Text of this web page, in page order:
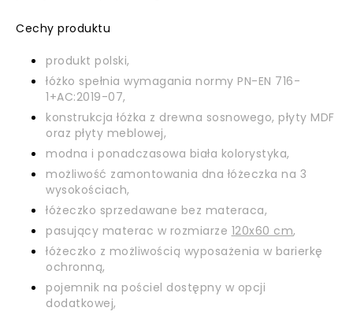
Cechy produktu
produkt polski,
łóżko spełnia wymagania normy PN-EN 716-
1+AC:2019-07,
konstrukcja łóżka z drewna sosnowego, płyty MDF
oraz płyty meblowej,
modna i ponadczasowa biała kolorystyka,
możliwość zamontowania dna łóżeczka na 3
wysokościach,
łóżeczko sprzedawane bez materaca,
pasujący materac w rozmiarze 120x60 cm,
łóżeczko z możliwością wyposażenia w barierkę
ochronną,
pojemnik na pościel dostępny w opcji
dodatkowej,